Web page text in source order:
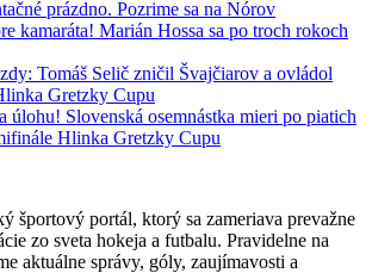
prázdno. Pozrime sa na Nórov
kamaráta! Marián Hossa sa po troch rokoch
Tomáš Selič zničil Švajčiarov a ovládol
Gretzky Cupu
úlohu! Slovenská osemnástka mieri po piatich
Hlinka Gretzky Cupu
športový portál, ktorý sa zameriava prevažne
zo sveta hokeja a futbalu. Pravidelne na
aktuálne správy, góly, zaujímavosti a